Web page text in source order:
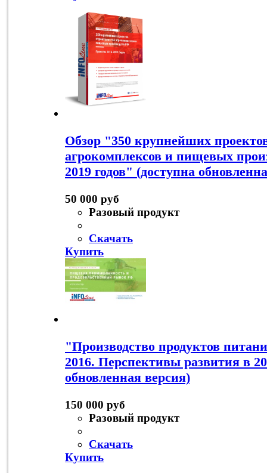
Обзор "350 крупнейших
агрокомплексов и пищевых
2019 годов" (доступна
50 000 руб
Разовый продукт
Скачать
Купить
"Производство продуктов
2016. Перспективы развития в
обновленная версия)
150 000 руб
Разовый продукт
Скачать
Купить